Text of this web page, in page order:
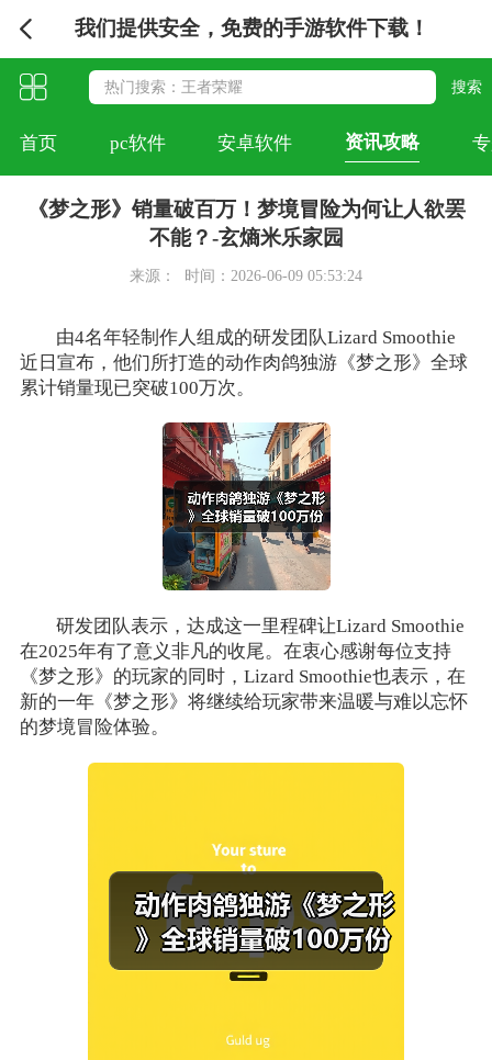
我们提供安全，免费的手游软件下载！
首页 pc软件 安卓软件 资讯攻略
《梦之形》销量破百万！梦境冒险为何让人欲罢
不能？-玄熵米乐家园
来源： 时间：2026-06-09 05:53:24
由4名年轻制作人组成的研发团队Lizard Smoothie
近日宣布，他们所打造的动作肉鸽独游《梦之形》全球
累计销量现已突破100万次。
研发团队表示，达成这一里程碑让Lizard Smoothie
在2025年有了意义非凡的收尾。在衷心感谢每位支持
《梦之形》的玩家的同时，Lizard Smoothie也表示，在
新的一年《梦之形》将继续给玩家带来温暖与难以忘怀
的梦境冒险体验。